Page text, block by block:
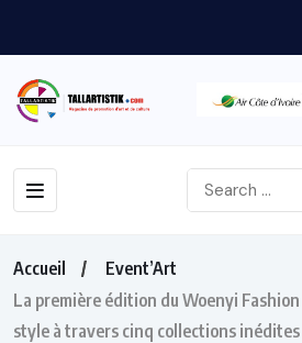
Accueil
Event’Art
La première édition du Woenyi
style à travers cinq collections inédites